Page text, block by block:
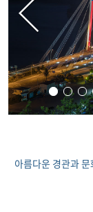
아름다운 경관과